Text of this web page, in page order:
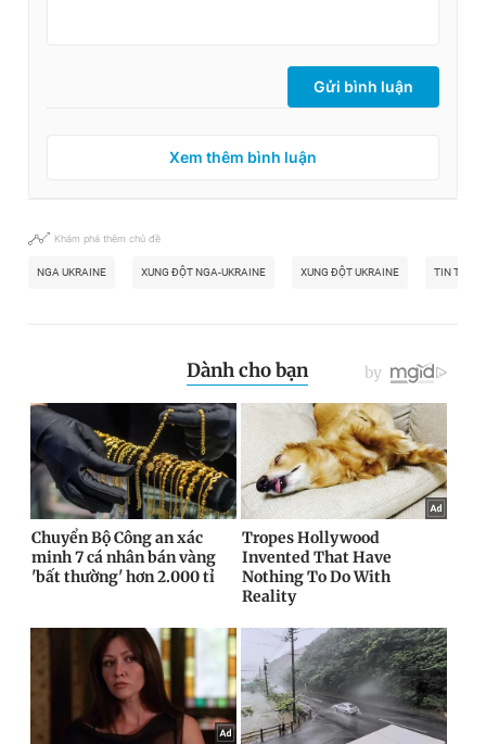
Gửi bình luận
Xem thêm bình luận
Khám phá thêm chủ đề
NGA UKRAINE XUNG ĐỘT NGA-UKRAINE XUNG ĐỘT UKRAINE TIN TỨC